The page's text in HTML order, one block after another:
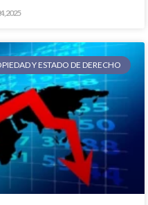
2025
Y ESTADO DE DERECHO